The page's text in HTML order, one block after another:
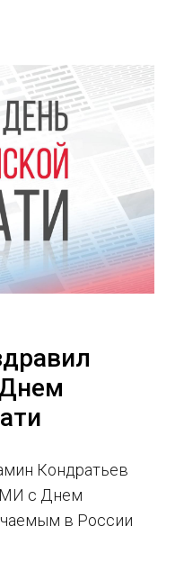
Кондратьев
с Днем
в России